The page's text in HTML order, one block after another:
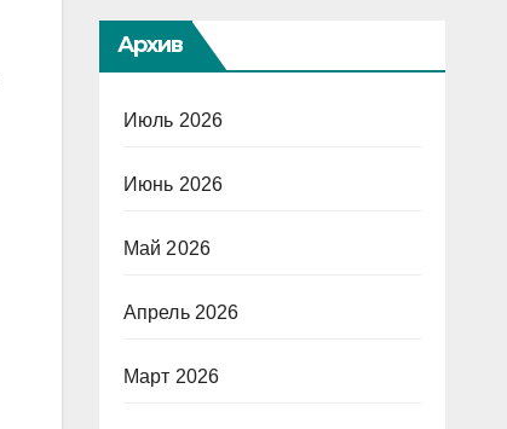
Архив
Июль 2026
Июнь 2026
Май 2026
Апрель 2026
Март 2026